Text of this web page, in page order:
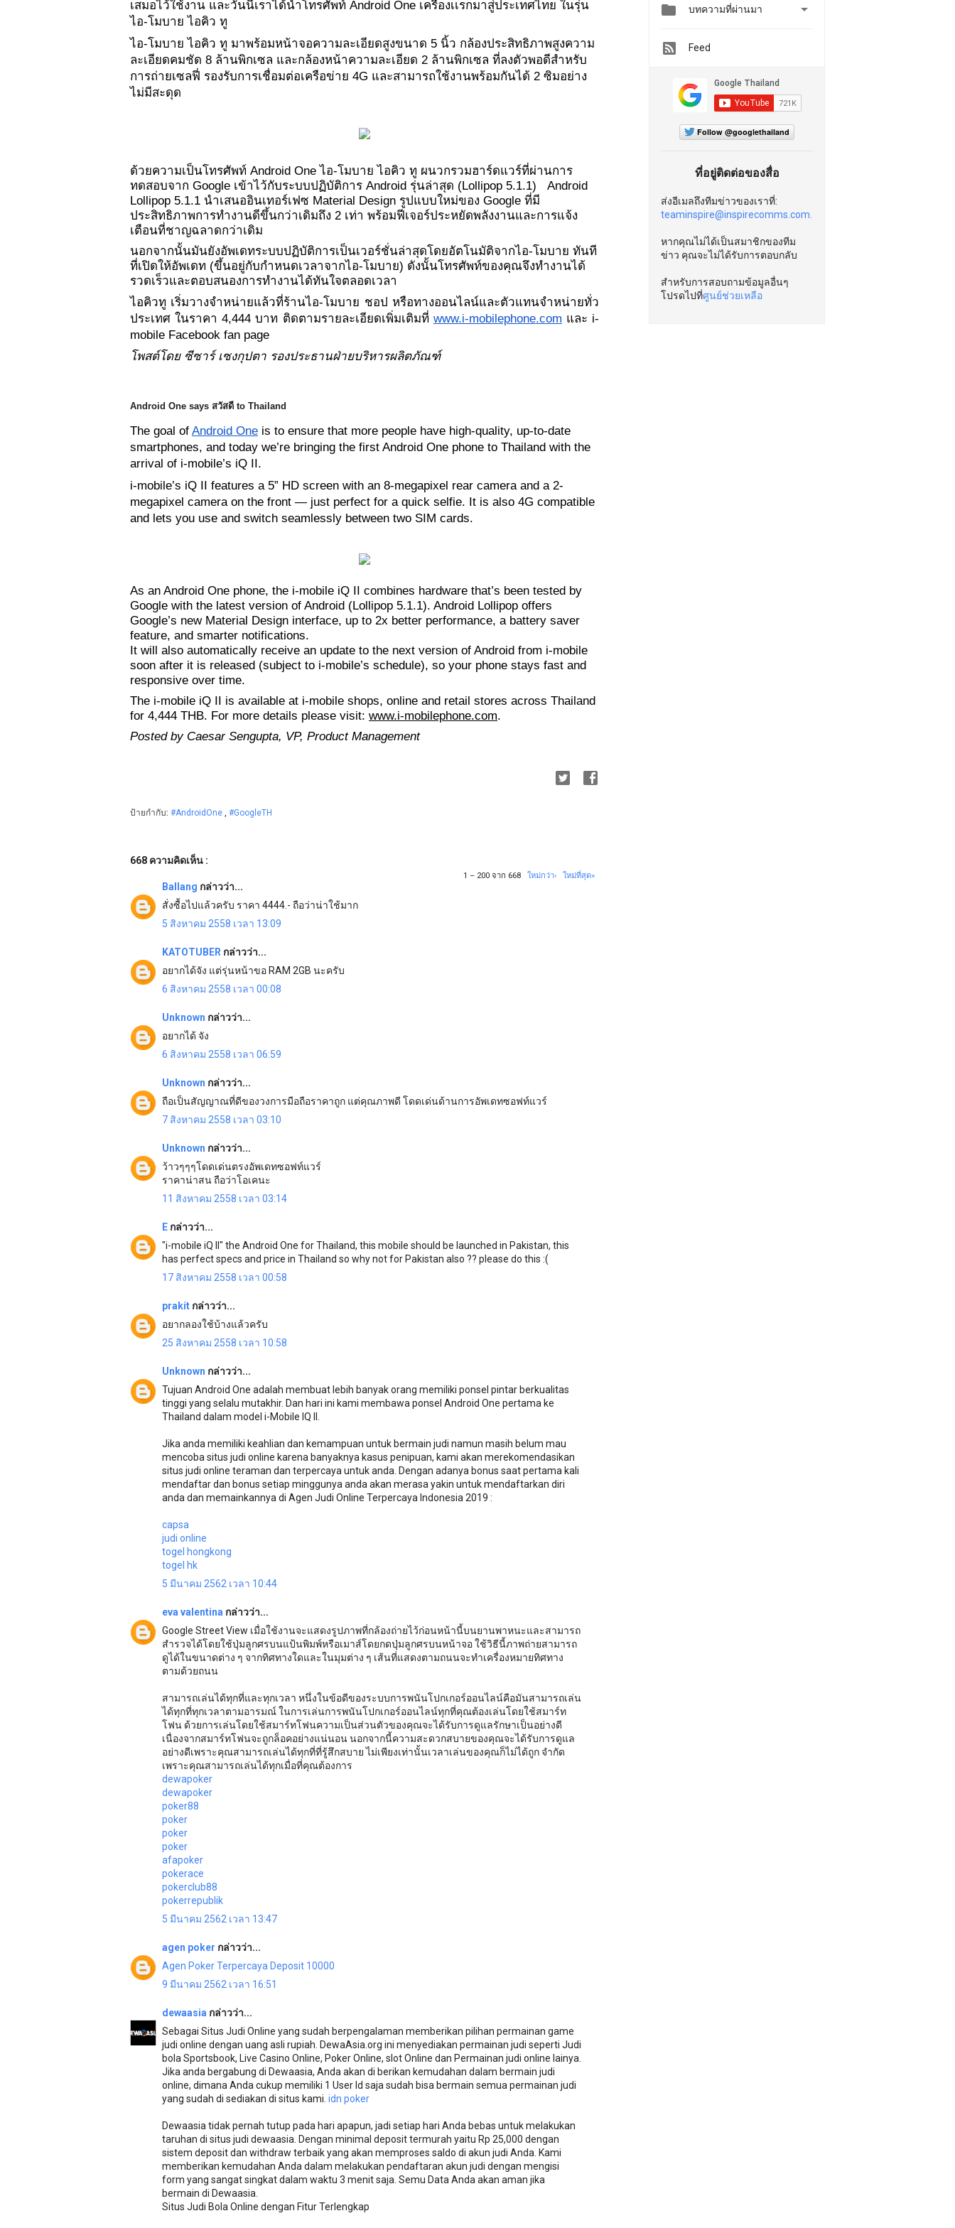
เสมอไว้ใช้งาน และวันนี้เราได้นำโทรศัพท์ Android One เครื่องเเรกมาสู่ประเทศไทย ในรุ่น
ไอ-โมบาย ไอคิว ทู
ไอ-โมบาย ไอคิว ทู มาพร้อมหน้าจอความละเอียดสูงขนาด 5 นิ้ว กล้องประสิทธิภาพสูงความ
ละเอียดคมชัด 8 ล้านพิกเซล และกล้องหน้าความละเอียด 2 ล้านพิกเซล ที่ลงตัวพอดีสำหรับ
การถ่ายเซลฟี่ รองรับการเชื่อมต่อเครือข่าย 4G และสามารถใช้งานพร้อมกันได้ 2 ซิมอย่าง
ไม่มีสะดุด
ด้วยความเป็นโทรศัพท์ Android One ไอ-โมบาย ไอคิว ทู ผนวกรวมฮาร์ดแวร์ที่ผ่านการ
ทดสอบจาก Google เข้าไว้กับระบบปฏิบัติการ Android รุ่นล่าสุด (Lollipop 5.1.1)   Android
Lollipop 5.1.1 นำเสนออินเทอร์เฟซ Material Design รูปแบบใหม่ของ Google ที่มี
ประสิทธิภาพการทำงานดีขึ้นกว่าเดิมถึง 2 เท่า พร้อมฟีเจอร์ประหยัดพลังงานและการแจ้ง
เตือนที่ชาญฉลาดกว่าเดิม
นอกจากนั้นมันยังอัพเดทระบบปฏิบัติการเป็นเวอร์ชั่นล่าสุดโดยอัตโนมัติจากไอ-โมบาย ทันที
ที่เปิดให้อัพเดท (ขึ้นอยู่กับกำหนดเวลาจากไอ-โมบาย) ดังนั้นโทรศัพท์ของคุณจึงทำงานได้
รวดเร็วและตอบสนองการทำงานได้ทันใจตลอดเวลา
ไอคิวทู เริ่มวางจำหน่ายแล้วที่ร้านไอ-โมบาย ชอป หรือทางออนไลน์และตัวแทนจำหน่ายทั่ว
ประเทศ ในราคา 4,444 บาท ติดตามรายละเอียดเพิ่มเติมที่ www.i-mobilephone.com และ i-
mobile Facebook fan page
โพสต์โดย ซีซาร์ เซงกุปตา รองประธานฝ่ายบริหารผลิตภัณฑ์
Android One says สวัสดี to Thailand
The goal of Android One is to ensure that more people have high-quality, up-to-date
smartphones, and today we’re bringing the first Android One phone to Thailand with the
arrival of i-mobile’s iQ II.
i-mobile’s iQ II features a 5” HD screen with an 8-megapixel rear camera and a 2-
megapixel camera on the front — just perfect for a quick selfie. It is also 4G compatible
and lets you use and switch seamlessly between two SIM cards.
As an Android One phone, the i-mobile iQ II combines hardware that’s been tested by
Google with the latest version of Android (Lollipop 5.1.1). Android Lollipop offers
Google’s new Material Design interface, up to 2x better performance, a battery saver
feature, and smarter notifications.
It will also automatically receive an update to the next version of Android from i-mobile
soon after it is released (subject to i-mobile’s schedule), so your phone stays fast and
responsive over time.
The i-mobile iQ II is available at i-mobile shops, online and retail stores across Thailand
for 4,444 THB. For more details please visit: www.i-mobilephone.com.
Posted by Caesar Sengupta, VP, Product Management
ป้ายกำกับ: #AndroidOne , #GoogleTH
668 ความคิดเห็น :
1 – 200 จาก 668 ใหม่กว่า› ใหม่ที่สุด»
Ballang กล่าวว่า...
สั่งซื้อไปแล้วครับ ราคา 4444.- ถือว่าน่าใช้มาก
5 สิงหาคม 2558 เวลา 13:09
KATOTUBER กล่าวว่า...
อยากได้จัง แต่รุ่นหน้าขอ RAM 2GB นะครับ
6 สิงหาคม 2558 เวลา 00:08
Unknown กล่าวว่า...
อยากได้ จัง
6 สิงหาคม 2558 เวลา 06:59
Unknown กล่าวว่า...
ถือเป็นสัญญาณที่ดีของวงการมือถือราคาถูก แต่คุณภาพดี โดดเด่นด้านการอัพเดทซอฟท์แวร์
7 สิงหาคม 2558 เวลา 03:10
Unknown กล่าวว่า...
ว้าวๆๆๆโดดเด่นตรงอัพเดทซอฟท์แวร์
ราคาน่าสน ถือว่าโอเคนะ
11 สิงหาคม 2558 เวลา 03:14
E กล่าวว่า...
"i-mobile iQ II" the Android One for Thailand, this mobile should be launched in Pakistan, this
has perfect specs and price in Thailand so why not for Pakistan also ?? please do this :(
17 สิงหาคม 2558 เวลา 00:58
prakit กล่าวว่า...
อยากลองใช้บ้างแล้วครับ
25 สิงหาคม 2558 เวลา 10:58
Unknown กล่าวว่า...
Tujuan Android One adalah membuat lebih banyak orang memiliki ponsel pintar berkualitas
tinggi yang selalu mutakhir. Dan hari ini kami membawa ponsel Android One pertama ke
Thailand dalam model i-Mobile IQ II.
Jika anda memiliki keahlian dan kemampuan untuk bermain judi namun masih belum mau
mencoba situs judi online karena banyaknya kasus penipuan, kami akan merekomendasikan
situs judi online teraman dan terpercaya untuk anda. Dengan adanya bonus saat pertama kali
mendaftar dan bonus setiap minggunya anda akan merasa yakin untuk mendaftarkan diri
anda dan memainkannya di Agen Judi Online Terpercaya Indonesia 2019 :
capsa
judi online
togel hongkong
togel hk
5 มีนาคม 2562 เวลา 10:44
eva valentina กล่าวว่า...
Google Street View เมื่อใช้งานจะแสดงรูปภาพที่กล้องถ่ายไว้ก่อนหน้านี้บนยานพาหนะและสามารถ
สำรวจได้โดยใช้ปุ่มลูกศรบนแป้นพิมพ์หรือเมาส์โดยกดปุ่มลูกศรบนหน้าจอ ใช้วิธีนี้ภาพถ่ายสามารถ
ดูได้ในขนาดต่าง ๆ จากทิศทางใดและในมุมต่าง ๆ เส้นที่แสดงตามถนนจะทำเครื่องหมายทิศทาง
ตามด้วยถนน
สามารถเล่นได้ทุกที่และทุกเวลา หนึ่งในข้อดีของระบบการพนันโปกเกอร์ออนไลน์คือมันสามารถเล่น
ได้ทุกที่ทุกเวลาตามอารมณ์ ในการเล่นการพนันโปกเกอร์ออนไลน์ทุกที่คุณต้องเล่นโดยใช้สมาร์ท
โฟน ด้วยการเล่นโดยใช้สมาร์ทโฟนความเป็นส่วนตัวของคุณจะได้รับการดูแลรักษาเป็นอย่างดี
เนื่องจากสมาร์ทโฟนจะถูกล็อคอย่างแน่นอน นอกจากนี้ความสะดวกสบายของคุณจะได้รับการดูแล
อย่างดีเพราะคุณสามารถเล่นได้ทุกที่ที่รู้สึกสบาย ไม่เพียงเท่านั้นเวลาเล่นของคุณก็ไม่ได้ถูก จำกัด
เพราะคุณสามารถเล่นได้ทุกเมื่อที่คุณต้องการ
dewapoker
dewapoker
poker88
poker
poker
poker
afapoker
pokerace
pokerclub88
pokerrepublik
5 มีนาคม 2562 เวลา 13:47
agen poker กล่าวว่า...
Agen Poker Terpercaya Deposit 10000
9 มีนาคม 2562 เวลา 16:51
dewaasia กล่าวว่า...
Sebagai Situs Judi Online yang sudah berpengalaman memberikan pilihan permainan game
judi online dengan uang asli rupiah. DewaAsia.org ini menyediakan permainan judi seperti Judi
bola Sportsbook, Live Casino Online, Poker Online, slot Online dan Permainan judi online lainya.
Jika anda bergabung di Dewaasia, Anda akan di berikan kemudahan dalam bermain judi
online, dimana Anda cukup memiliki 1 User Id saja sudah bisa bermain semua permainan judi
yang sudah di sediakan di situs kami. idn poker
Dewaasia tidak pernah tutup pada hari apapun, jadi setiap hari Anda bebas untuk melakukan
taruhan di situs judi dewaasia. Dengan minimal deposit termurah yaitu Rp 25,000 dengan
sistem deposit dan withdraw terbaik yang akan memproses saldo di akun judi Anda. Kami
memberikan kemudahan Anda dalam melakukan pendaftaran akun judi dengan mengisi
form yang sangat singkat dalam waktu 3 menit saja. Semu Data Anda akan aman jika
bermain di Dewaasia.
Situs Judi Bola Online dengan Fitur Terlengkap
 บทความที่ผ่านมา 
Feed
Follow @googlethailand
ที่อยู่ติดต่อของสื่อ
ส่งอีเมลถึงทีมข่าวของเราที่:
teaminspire@inspirecomms.com.
หากคุณไม่ได้เป็นสมาชิกของทีม
ข่าว คุณจะไม่ได้รับการตอบกลับ
สำหรับการสอบถามข้อมูลอื่นๆ
โปรดไปที่ศูนย์ช่วยเหลือ